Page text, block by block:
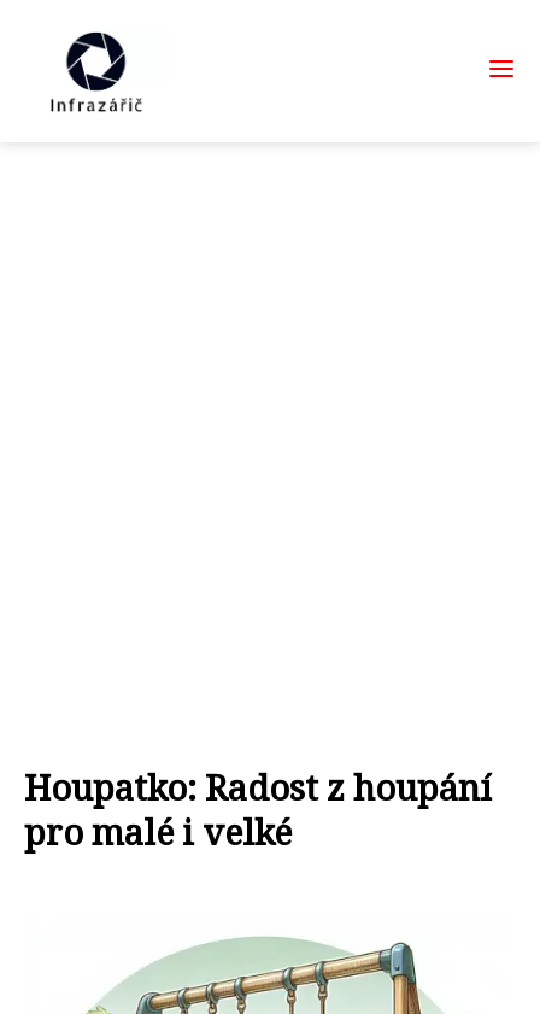
Houpatko: Radost z houpání
pro malé i velké